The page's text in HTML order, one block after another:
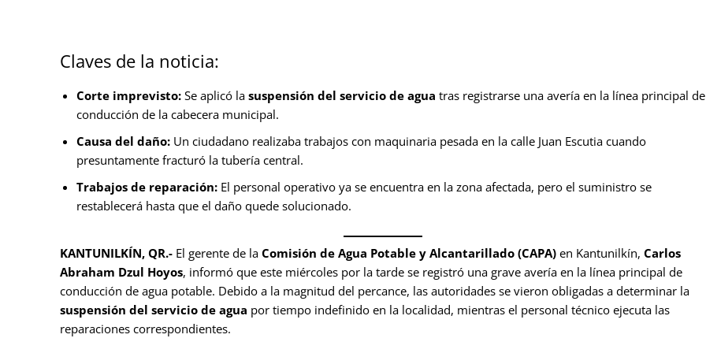
Claves de la noticia:
Corte imprevisto: Se aplicó la suspensión del servicio de agua tras registrarse una avería en la línea principal de
conducción de la cabecera municipal.
Causa del daño: Un ciudadano realizaba trabajos con maquinaria pesada en la calle Juan Escutia cuando
presuntamente fracturó la tubería central.
Trabajos de reparación: El personal operativo ya se encuentra en la zona afectada, pero el suministro se
restablecerá hasta que el daño quede solucionado.
KANTUNILKÍN, QR.- El gerente de la Comisión de Agua Potable y Alcantarillado (CAPA) en Kantunilkín, Carlos
Abraham Dzul Hoyos, informó que este miércoles por la tarde se registró una grave avería en la línea principal de
conducción de agua potable. Debido a la magnitud del percance, las autoridades se vieron obligadas a determinar la
suspensión del servicio de agua por tiempo indefinido en la localidad, mientras el personal técnico ejecuta las
reparaciones correspondientes.